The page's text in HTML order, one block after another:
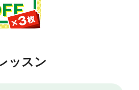
ッスン